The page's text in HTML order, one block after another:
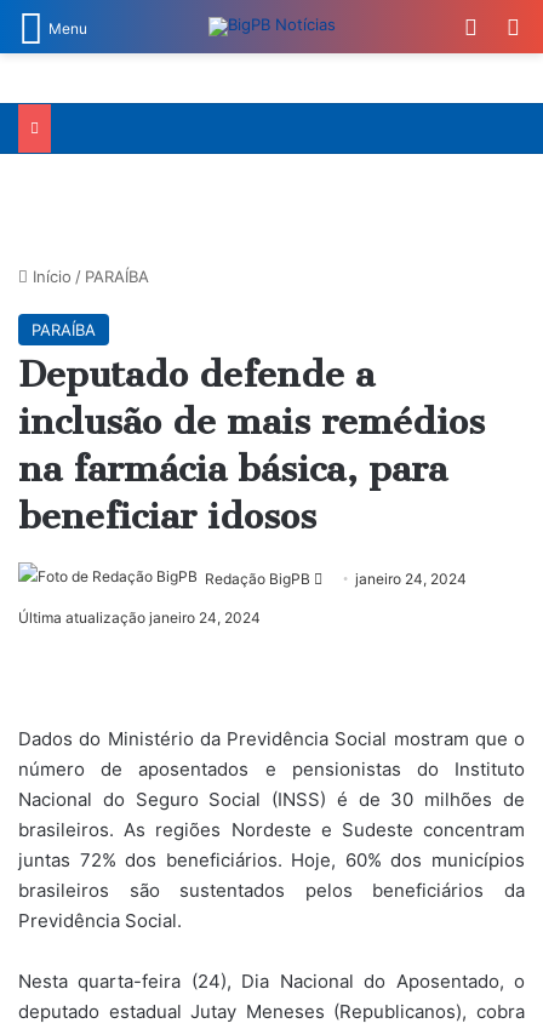
Menu
Início / PARAÍBA
PARAÍBA
Deputado defende a
inclusão de mais remédios
na farmácia básica, para
beneficiar idosos
Redação BigPB
Mandejaneiro 24, 2024
Última atualização janeiro 24, 2024
Dados do Ministério da Previdência Social mostram que o
número de aposentados e pensionistas do Instituto
Nacional do Seguro Social (INSS) é de 30 milhões de
brasileiros. As regiões Nordeste e Sudeste concentram
juntas 72% dos beneficiários. Hoje, 60% dos municípios
brasileiros são sustentados pelos beneficiários da
Previdência Social.
Nesta quarta-feira (24), Dia Nacional do Aposentado, o
deputado estadual Jutay Meneses (Republicanos), cobra